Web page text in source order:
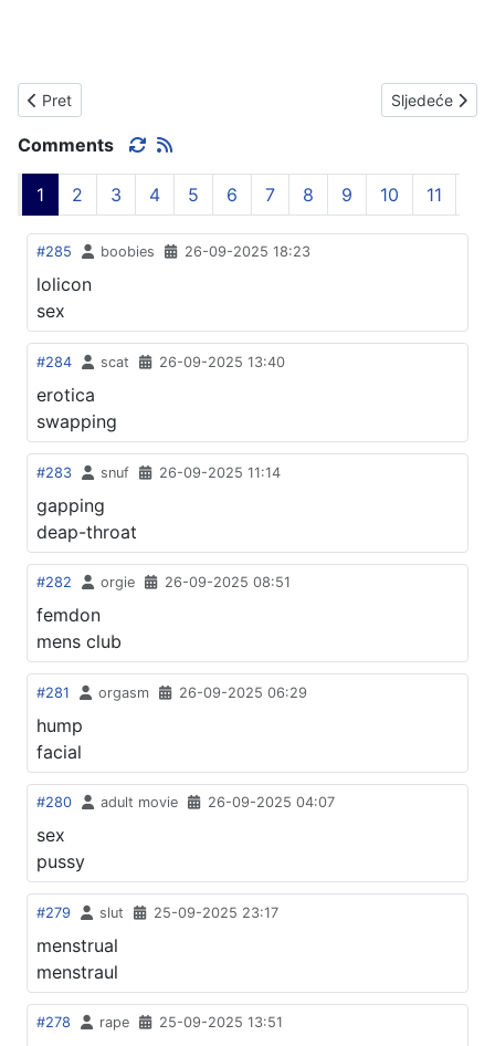
Prethodni članak: Stranačka stega u HDZ-u: župan 'svoje'
Pret Sljedeći
Sljedeće
Comments
1 2 3 4 5 6 7 8 9 10 11
#285 boobies 26-09-2025 18:23
lolicon
sex
#284 scat 26-09-2025 13:40
erotica
swapping
#283 snuf 26-09-2025 11:14
gapping
deap-throat
#282 orgie 26-09-2025 08:51
femdon
mens club
#281 orgasm 26-09-2025 06:29
hump
facial
#280 adult movie 26-09-2025 04:07
sex
pussy
#279 slut 25-09-2025 23:17
menstrual
menstraul
#278 rape 25-09-2025 13:51